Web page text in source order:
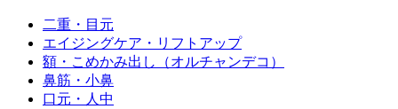
二重・目元
エイジングケア・リフトアップ
額・こめかみ出し（オルチャンデコ）
鼻筋・小鼻
口元・人中